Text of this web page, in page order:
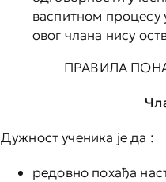
васпитном процесу
овог члана нису
ПРАВИЛА
Дужност ученика је да :
редовно похађа